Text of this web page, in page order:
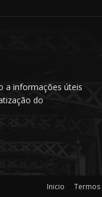
a informações úteis
do
Inicio Termos